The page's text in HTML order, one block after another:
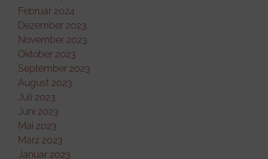
Februar 2024
Dezember 2023
November 2023
Oktober 2023
September 2023
August 2023
Juli 2023
Juni 2023
Mai 2023
März 2023
Januar 2023